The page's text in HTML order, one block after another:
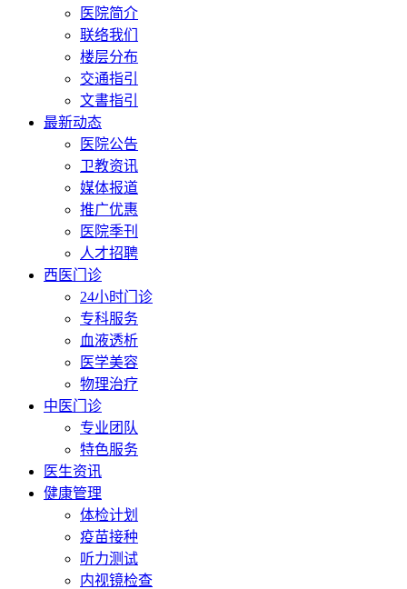
医院简介
联络我们
楼层分布
交通指引
文書指引
最新动态
医院公告
卫教资讯
媒体报道
推广优惠
医院季刊
人才招聘
西医门诊
24小时门诊
专科服务
血液透析
医学美容
物理治疗
中医门诊
专业团队
特色服务
医生资讯
健康管理
体检计划
疫苗接种
听力测试
内视镜检查